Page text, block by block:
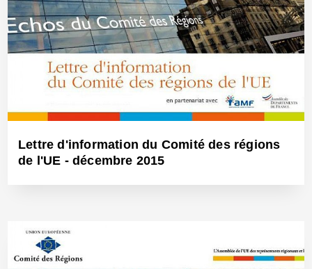
3 Fév 2016 - Réf: BW14442
Lettre d'information du Comité des régions
de l'UE - décembre 2015